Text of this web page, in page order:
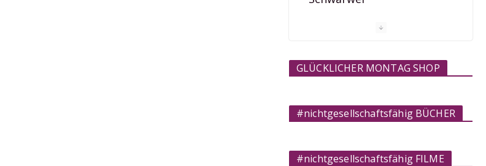
MAGAZIN
GLÜCKLICHER MONTAG SHOP
#nichtgesellschaftsfähig BÜCHER
#nichtgesellschaftsfähig FILME